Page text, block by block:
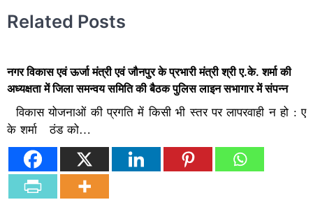
Related Posts
नगर विकास एवं ऊर्जा मंत्री एवं जौनपुर के प्रभारी मंत्री श्री ए.के. शर्मा की
अध्यक्षता में जिला समन्वय समिति की बैठक पुलिस लाइन सभागार में संपन्न
विकास योजनाओं की प्रगति में किसी भी स्तर पर लापरवाही न हो : ए
के शर्मा ठंड को…